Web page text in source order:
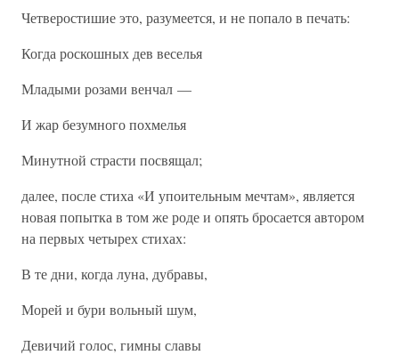
Четверостишие это, разумеется, и не попало в печать:
Когда роскошных дев веселья
Младыми розами венчал —
И жар безумного похмелья
Минутной страсти посвящал;
далее, после стиха «И упоительным мечтам», является
новая попытка в том же роде и опять бросается автором
на первых четырех стихах:
В те дни, когда луна, дубравы,
Морей и бури вольный шум,
Девичий голос, гимны славы